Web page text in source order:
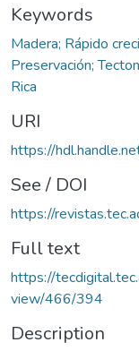
Keywords
Madera; Rápido
Preservación;
Rica
URI
https://
See / DOI
https://
Full text
https://
view/466/394
Description